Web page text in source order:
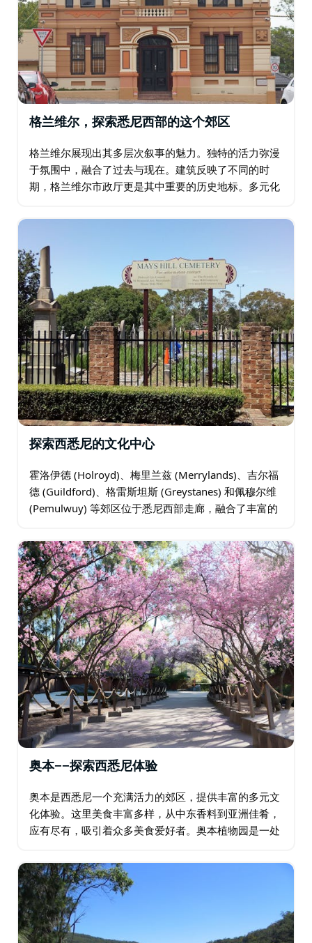
格兰维尔，探索悉尼西部的这个郊区
格兰维尔展现出其多层次叙事的魅力。独特的活力弥漫
于氛围中，融合了过去与现在。建筑反映了不同的时
期，格兰维尔市政厅更是其中重要的历史地标。多元化
融合。该地区提供丰富多彩的体验…
探索西悉尼的文化中心
霍洛伊德 (Holroyd)、梅里兰兹 (Merrylands)、吉尔福
德 (Guildford)、格雷斯坦斯 (Greystanes) 和佩穆尔维
(Pemulwuy) 等郊区位于悉尼西部走廊，融合了丰富的
奥本——探索西悉尼体验
奥本是西悉尼一个充满活力的郊区，提供丰富的多元文
化体验。这里美食丰富多样，从中东香料到亚洲佳肴，
应有尽有，吸引着众多美食爱好者。奥本植物园是一处
奥本加里波利清真寺等文化地标彰显着该地区的文化遗
产…